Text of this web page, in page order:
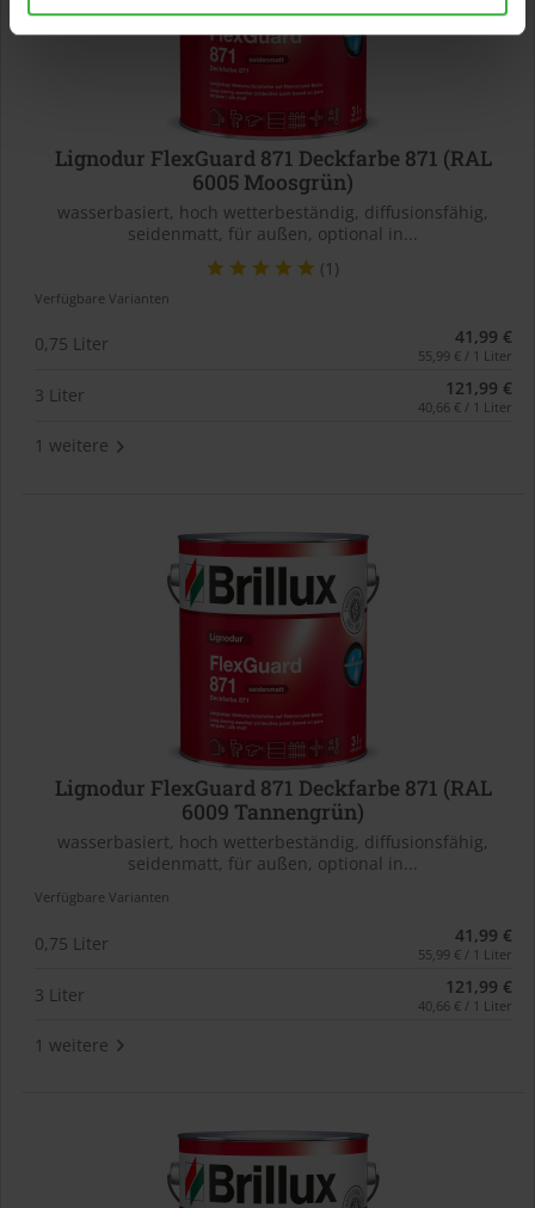
Lignodur FlexGuard 871 Deckfarbe 871 (RAL
6005 Moosgrün)
wasserbasiert, hoch wetterbeständig, diffusionsfähig,
seidenmatt, für außen, optional in...
(1)
Verfügbare Varianten
0,75 Liter 41,99 €
55,99 € / 1 Liter
3 Liter 121,99 €
40,66 € / 1 Liter
1 weitere
Lignodur FlexGuard 871 Deckfarbe 871 (RAL
6009 Tannengrün)
wasserbasiert, hoch wetterbeständig, diffusionsfähig,
seidenmatt, für außen, optional in...
Verfügbare Varianten
0,75 Liter 41,99 €
55,99 € / 1 Liter
3 Liter 121,99 €
40,66 € / 1 Liter
1 weitere